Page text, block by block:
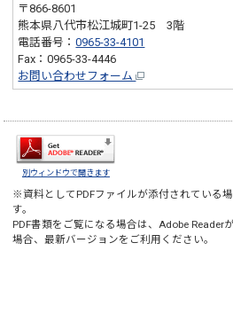
〒866-8601
熊本県八代市松江城町1-25 3階
電話番号：0965-33-4101
Fax：0965-33-4446
お問い合わせフォーム
別ウィンドウで開きます
※資料としてPDFファイルが添付されている場
す。
PDF書類をご覧になる場合は、 Adobe Reader
場合、最新バージョンをご利用ください。